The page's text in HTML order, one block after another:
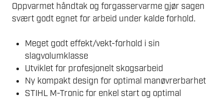
Oppvarmet håndtak og forgasservarme gjør sagen
svært godt egnet for arbeid under kalde forhold.
Meget godt effekt/vekt-forhold i sin
slagvolumklasse
Utviklet for profesjonelt skogsarbeid
Ny kompakt design for optimal manøvrerbarhet
STIHL M-Tronic for enkel start og optimal